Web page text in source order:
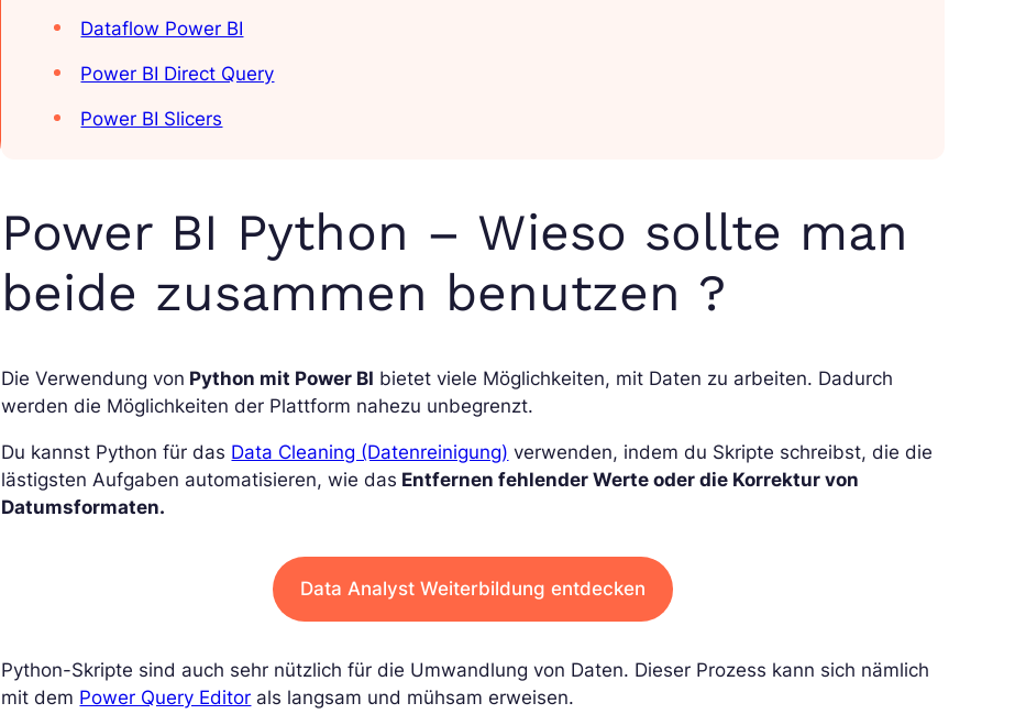
Dataflow Power BI
Power BI Direct Query
Power BI Slicers
Power BI Python – Wieso sollte man
beide zusammen benutzen ?
Die Verwendung von Python mit Power BI bietet viele Möglichkeiten, mit Daten zu arbeiten. Dadurch
werden die Möglichkeiten der Plattform nahezu unbegrenzt.
Du kannst Python für das Data Cleaning (Datenreinigung) verwenden, indem du Skripte schreibst, die die
lästigsten Aufgaben automatisieren, wie das Entfernen fehlender Werte oder die Korrektur von
Datumsformaten.
Data Analyst Weiterbildung entdecken
Python-Skripte sind auch sehr nützlich für die Umwandlung von Daten. Dieser Prozess kann sich nämlich
mit dem Power Query Editor als langsam und mühsam erweisen.